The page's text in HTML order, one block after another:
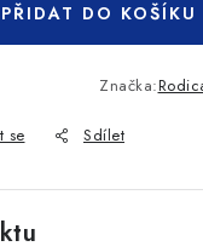
PŘIDAT DO KOŠÍKU
Značka:
se Sdílet